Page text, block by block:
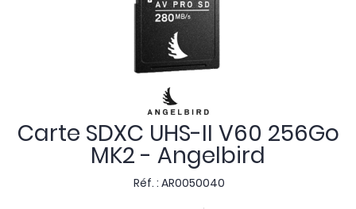
Carte SDXC UHS-II V60 256Go
MK2 - Angelbird
Réf. : AR0050040